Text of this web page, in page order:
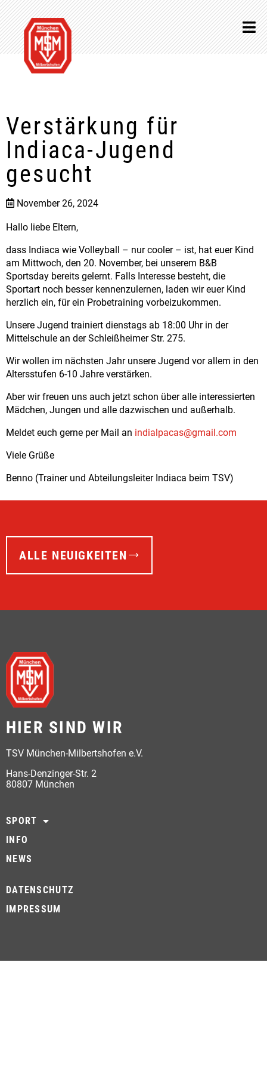
Verstärkung für
Indiaca-Jugend
gesucht
November 26, 2024
Hallo liebe Eltern,
dass Indiaca wie Volleyball – nur cooler – ist, hat euer Kind
am Mittwoch, den 20. November, bei unserem B&B
Sportsday bereits gelernt. Falls Interesse besteht, die
Sportart noch besser kennenzulernen, laden wir euer Kind
herzlich ein, für ein Probetraining vorbeizukommen.
Unsere Jugend trainiert dienstags ab 18:00 Uhr in der
Mittelschule an der Schleißheimer Str. 275.
Wir wollen im nächsten Jahr unsere Jugend vor allem in den
Altersstufen 6-10 Jahre verstärken.
Aber wir freuen uns auch jetzt schon über alle interessierten
Mädchen, Jungen und alle dazwischen und außerhalb.
Meldet euch gerne per Mail an indialpacas@gmail.com
Viele Grüße
Benno (Trainer und Abteilungsleiter Indiaca beim TSV)
ALLE NEUIGKEITEN
HIER SIND WIR
TSV München-Milbertshofen e.V.
Hans-Denzinger-Str. 2
80807 München
SPORT
INFO
NEWS
DATENSCHUTZ
IMPRESSUM